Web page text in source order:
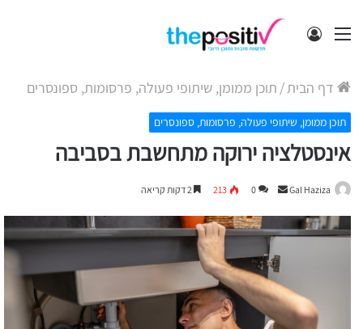
תפריט התחבר
דף הבית/ תוכן ממומן, שיתופי פעולה, פרסומות, ספונסרים
תוכן ממומן, שיתופי פעולה, פרסומות, ספונסרים
אינסטלציה ירוקה מתחשבת בסביבה
Gal Haziza
Send
email
0
213